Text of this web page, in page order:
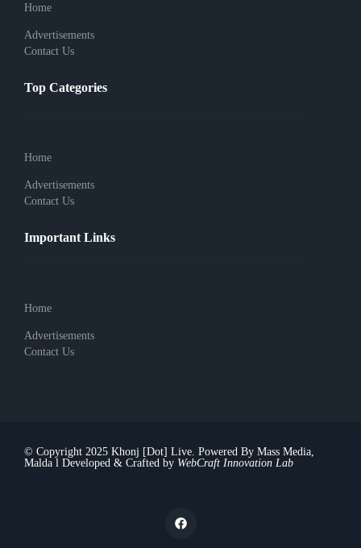
Home
Advertisements
Contact Us
Top Categories
Home
Advertisements
Contact Us
Important Links
Home
Advertisements
Contact Us
© Copyright 2025 Khonj [Dot] Live. Powered By Mass Media,
Malda l Developed & Crafted by WebCraft Innovation Lab